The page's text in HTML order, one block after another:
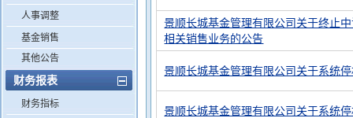
人事调整
基金销售
其他公告
财务报表
财务指标
景顺长城基金管理有限公司关于终止
相关销售业务的公告
景顺长城基金管理有限公司关于系统
景顺长城基金管理有限公司关于系统